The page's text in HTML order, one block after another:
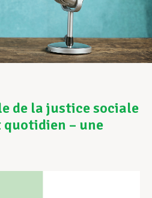
de la justice sociale
quotidien – une